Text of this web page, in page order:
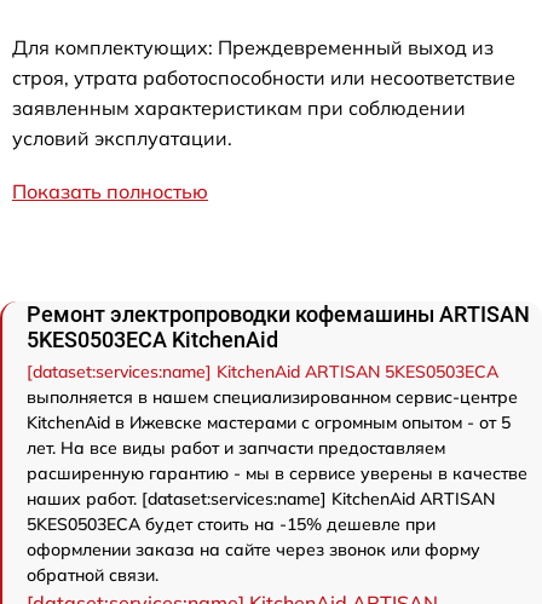
Для комплектующих: Преждевременный выход из
строя, утрата работоспособности или несоответствие
заявленным характеристикам при соблюдении
условий эксплуатации.
Показать полностью
Ремонт электропроводки кофемашины ARTISAN
5KES0503ECA KitchenAid
[dataset:services:name] KitchenAid ARTISAN 5KES0503ECA
выполняется в нашем специализированном сервис-центре
KitchenAid в Ижевске мастерами с огромным опытом - от 5
лет. На все виды работ и запчасти предоставляем
расширенную гарантию - мы в сервисе уверены в качестве
наших работ. [dataset:services:name] KitchenAid ARTISAN
5KES0503ECA будет стоить на -15% дешевле при
оформлении заказа на сайте через звонок или форму
обратной связи.